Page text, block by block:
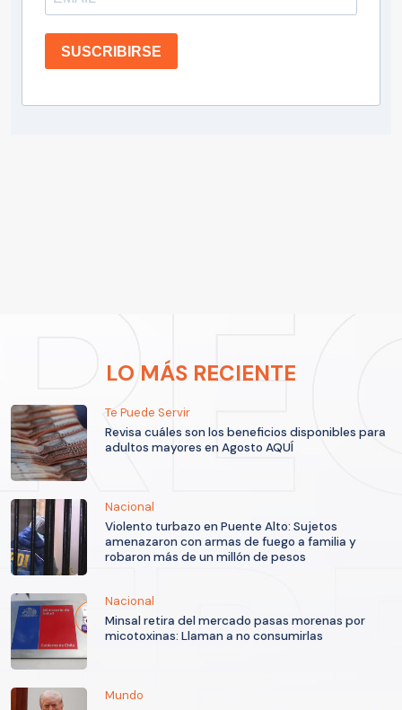
SUSCRIBIRSE
LO MÁS RECIENTE
Te Puede Servir
Revisa cuáles son los beneficios disponibles para
adultos mayores en Agosto AQUÍ
Nacional
Violento turbazo en Puente Alto: Sujetos
amenazaron con armas de fuego a familia y
robaron más de un millón de pesos
Nacional
Minsal retira del mercado pasas morenas por
micotoxinas: Llaman a no consumirlas
Mundo